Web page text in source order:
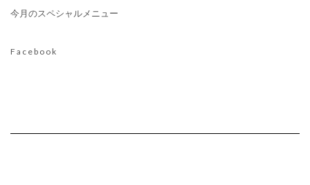
今月のスペシャルメニュー
Facebook